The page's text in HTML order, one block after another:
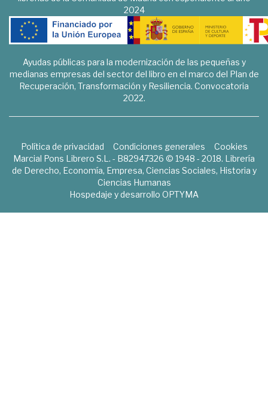
2024
Ayudas públicas para la modernización de las pequeñas y
medianas empresas del sector del libro en el marco del Plan de
Recuperación, Transformación y Resiliencia. Convocatoria
2022.
Política de privacidad Condiciones generales
Cookies
Marcial Pons Librero S.L. - B82947326 © 1948 - 2018. Librería
de Derecho, Economía, Empresa, Ciencias Sociales, Historia y
Ciencias Humanas
Hospedaje y desarrollo OPTYMA